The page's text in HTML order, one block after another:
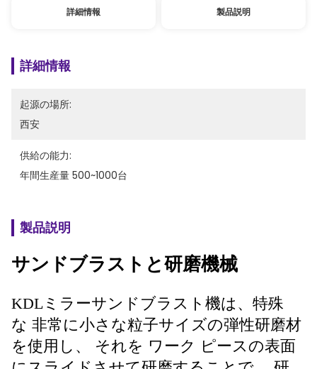
詳細情報 製品説明
詳細情報
起源の場所:
西安
供給の能力:
年間生産量 500~1000台
製品説明
サンドブラストと研磨機械
KDLミラーサンドブラスト機は、特殊
な 非常に小さな粒子サイズの弾性研磨材
を使用し、
それを ワーク ピースの表面